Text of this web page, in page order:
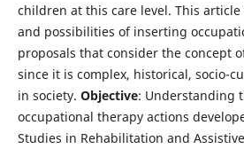
children at this care level. This
and possibilities of inserting
proposals that consider the concept
since it is complex, historical, socio-
in society. Objective: Understanding
occupational therapy actions
Studies in Rehabilitation and Assistive